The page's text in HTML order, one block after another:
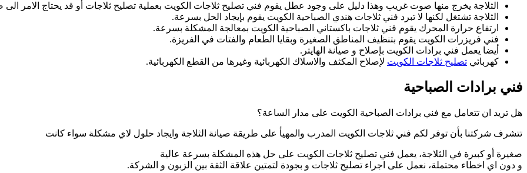
الثلاجة يخرج منها صوت غريب وهذا دليل على وجود عطل يقوم فني تصليح ثلاجات الكويت بعملية تصليح ثلاجات أو قد يحتاج الامر الى
الثلاجة تشتغل لكنها لا تبرد فني ثلاجات هندي الصباحية الكويت يقوم بإيجاد الحل بسرعة.
ارتفاع حرارة المحرك يقوم فني ثلاجات باكستاني الصباحية الكويت بمعالجة المشكلة بسرعة.
فني فريزرات الكويت يقوم بتنظيف المناطق الصغيرة وبقايا الطعام والفتات في الفريزة.
أيضا يعمل فني برادات الكويت بإصلاح و صيانة الهايتر.
كهربائي تصليح ثلاجات الكويت لإصلاح المكثف والاسلاك الكهربائية وغيرها من القطع الكهربائية.
فني برادات الصباحية
هل تريد ان تتعامل مع فني برادات الصباحية الكويت على مدار الساعة؟
تتشرف شركتنا بأن توفر لكم فني ثلاجات الكويت المدرب والمهيأ على طريقة صيانة الثلاجة وايجاد حلول لاي مشكلة سواء كانت
صغيرة أو كبيرة في الثلاجة، يعمل فني تصليح ثلاجات الكويت على حل هذه المشكلة بسرعة عالية
و دون اي اخطاء محتملة، نعمل على اجراء تصليح ثلاجات و بجودة لتمتين علاقة الثقة بين الزبون و الشركة.